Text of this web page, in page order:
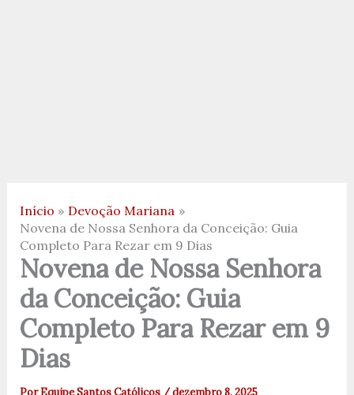
Início
Devoção Mariana
Novena de Nossa Senhora da Conceição: Guia
Completo Para Rezar em 9 Dias
Novena de Nossa Senhora
da Conceição: Guia
Completo Para Rezar em 9
Dias
PorEquipe Santos Católicos /dezembro 8, 2025